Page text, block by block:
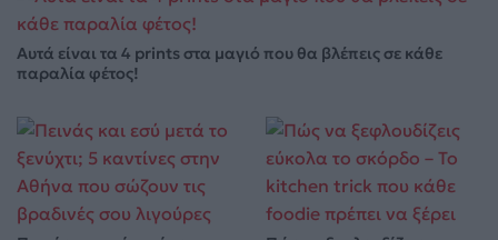
Αυτά είναι τα 4 prints στα μαγιό που θα βλέπεις σε κάθε
παραλία φέτος!